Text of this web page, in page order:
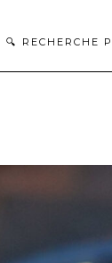
RECHERCHE